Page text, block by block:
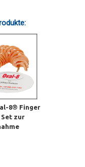
8® Finger
Set zur